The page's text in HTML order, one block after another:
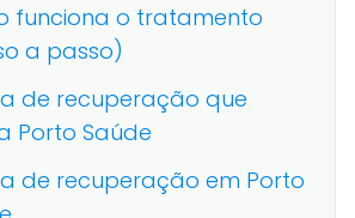
funciona o tratamento
a passo)
de recuperação que
Porto Saúde
de recuperação em Porto